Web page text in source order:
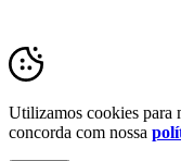
Utilizamos cookies para
concorda com nossa